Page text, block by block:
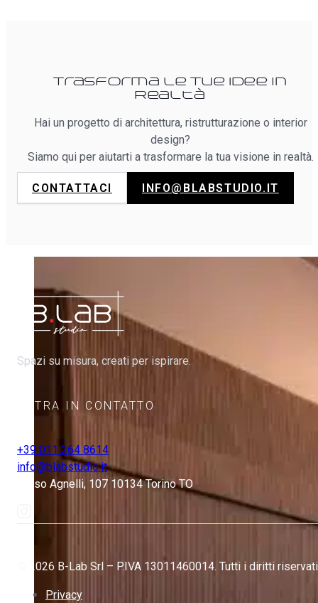
Trasforma le Tue Idee in
Realtà
Hai un progetto di architettura, ristrutturazione o interior
design?
Siamo qui per aiutarti a trasformare la tua visione in realtà.
CONTATTACI INFO@BLABSTUDIO.IT
Spazi su misura, creati per ispirare.
ENTRA IN CONTATTO
+39 011 264 8614
info@blabstudio.it
Corso Agnelli, 107 10134 Torino TO
© 2026 B-Lab Srl – P.IVA 13011460014. Tutti i diritti
Privacy